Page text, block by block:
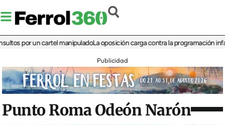
un cartel manipuladoLa oposición carga contra la programación infantil
Publicidad
Punto Roma Odeón Narón